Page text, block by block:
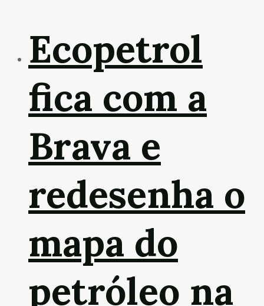
Ecopetrol
fica com a
Brava e
redesenha o
mapa do
petróleo na